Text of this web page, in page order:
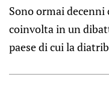
Sono ormai
coinvolta in un
paese di cui la